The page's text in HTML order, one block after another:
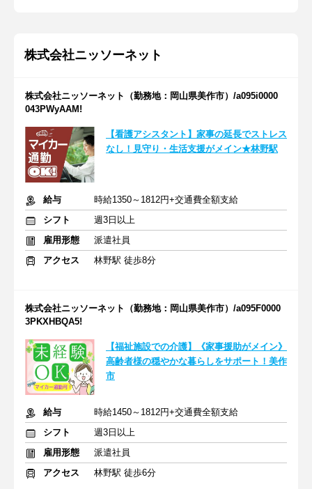
株式会社ニッソーネット
株式会社ニッソーネット（勤務地：岡山県美作市）/a095i0000
043PWyAAM!
【看護アシスタント】家事の延長でストレス
なし！見守り・生活支援がメイン★林野駅
給与
時給1350～1812円+交通費全額支給
シフト
週3日以上
雇用形態
派遣社員
アクセス
林野駅 徒歩8分
株式会社ニッソーネット（勤務地：岡山県美作市）/a095F0000
3PKXHBQA5!
【福祉施設での介護】《家事援助がメイン》
高齢者様の穏やかな暮らしをサポート！美作
市
給与
時給1450～1812円+交通費全額支給
シフト
週3日以上
雇用形態
派遣社員
アクセス
林野駅 徒歩6分